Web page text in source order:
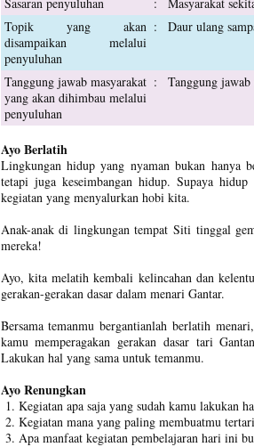
Topik yang akan
disampaikan melalui
penyuluhan
: Daur ulang
Tanggung jawab masyarakat
yang akan dihimbau melalui
penyuluhan
: Tanggung
Ayo Berlatih
Lingkungan hidup yang nyaman bukan hanya
tetapi juga keseimbangan hidup. Supaya
kegiatan yang menyalurkan hobi kita.
Anak-anak di lingkungan tempat Siti tinggal
mereka!
Ayo, kita melatih kembali kelincahan dan
gerakan-gerakan dasar dalam menari Gantar.
Bersama temanmu bergantianlah berlatih
kamu memperagakan gerakan dasar tari
Lakukan hal yang sama untuk temanmu.
Ayo Renungkan
Kegiatan apa saja yang sudah kamu lakukan
Kegiatan mana yang paling membuatmu
Apa manfaat kegiatan pembelajaran hari ini